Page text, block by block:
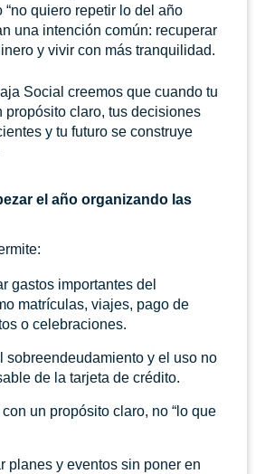
“no quiero repetir lo del año
una intención común: recuperar
y vivir con más tranquilidad.
Social creemos que cuando tu
propósito claro, tus decisiones
y tu futuro se construye
el año organizando las
gastos importantes del
matrículas, viajes, pago de
o celebraciones.
sobreendeudamiento y el uso no
de la tarjeta de crédito.
un propósito claro, no “lo que
planes y eventos sin poner en